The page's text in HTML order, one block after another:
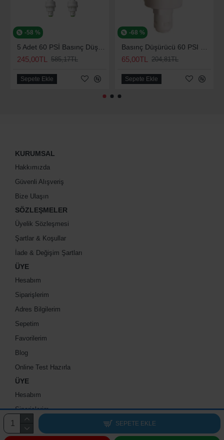
SEPETE EKLE
-58 %
245,00TL 585,17TL
Sepete Ekle
-68 %
65,00TL 204,81TL
Sepete Ekle
KURUMSAL
Hakkımızda
Güvenli Alışveriş
Bize Ulaşın
SÖZLEŞMELER
Üyelik Sözleşmesi
Şartlar & Koşullar
İade & Değişim Şartları
ÜYE
Hesabım
Siparişlerim
Adres Bilgilerim
Sepetim
Favorilerim
Blog
Online Test Hazırla
ÜYE
Hesabım
Siparişlerim
Sepetim